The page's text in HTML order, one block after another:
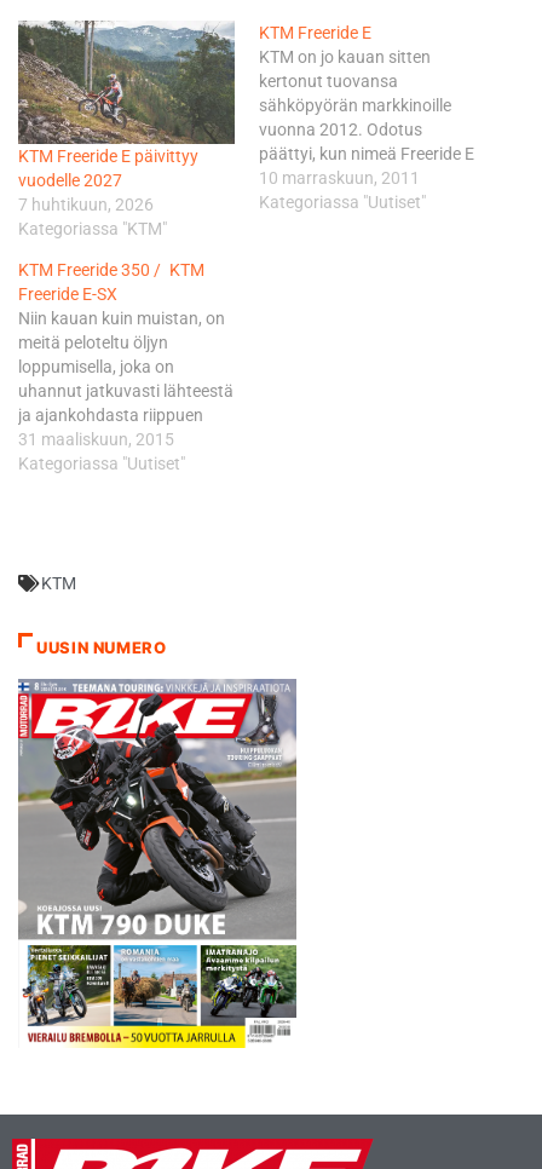
KTM Freeride E päivittyy
vuodelle 2027
7 huhtikuun, 2026
Kategoriassa "KTM"
KTM Freeride E
KTM on jo kauan sitten
kertonut tuovansa
sähköpyörän markkinoille
vuonna 2012. Odotus
päättyi, kun nimeä Freeride E
kantava pyörä esiteltiin
EICMA- messuilla. Pyörän
10 marraskuun, 2011
Kategoriassa "Uutiset"
KTM Freeride 350 / KTM
Freeride E-SX
Niin kauan kuin muistan, on
meitä peloteltu öljyn
loppumisella, joka on
uhannut jatkuvasti lähteestä
ja ajankohdasta riippuen
20–50 vuoden kuluttua.
Vielä sen kaupallisen
ratsastavat järjestöt ovat
pyrkineet haittaamaan
uusien öljyesiintymien
hyödyntämistä. Uskoa
tuomiopäivän profetian
toteutumisen hetken
lähestymiseen…
31 maaliskuun, 2015
Kategoriassa "Uutiset"
KTM
UUSIN NUMERO